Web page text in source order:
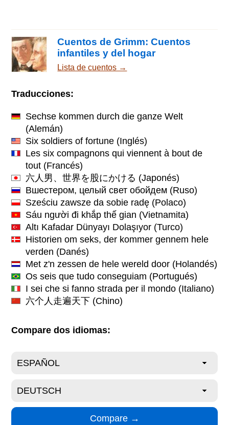
Cuentos de Grimm: Cuentos
infantiles y del hogar
Lista de cuentos →
Traducciones:
Sechse kommen durch die ganze Welt
(Alemán)
Six soldiers of fortune (Inglés)
Les six compagnons qui viennent à bout de
tout (Francés)
六人男、世界を股にかける (Japonés)
Вшестером, целый свет обойдем (Ruso)
Sześciu zawsze da sobie radę (Polaco)
Sáu người đi khắp thế gian (Vietnamita)
Altı Kafadar Dünyayı Dolaşıyor (Turco)
Historien om seks, der kommer gennem hele
verden (Danés)
Met z'n zessen de hele wereld door (Holandés)
Os seis que tudo conseguiam (Portugués)
I sei che si fanno strada per il mondo (Italiano)
六个人走遍天下 (Chino)
Compare dos idiomas: